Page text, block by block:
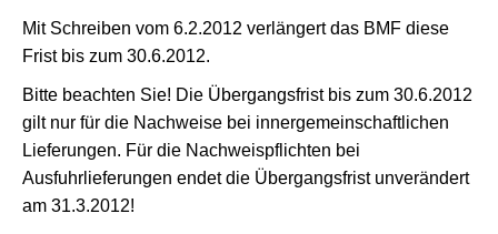
Mit Schreiben vom 6.2.2012 verlängert das BMF diese
Frist bis zum 30.6.2012.
Bitte beachten Sie! Die Übergangsfrist bis zum 30.6.2012
gilt nur für die Nachweise bei innergemeinschaftlichen
Lieferungen. Für die Nachweispflichten bei
Ausfuhrlieferungen endet die Übergangsfrist unverändert
am 31.3.2012!